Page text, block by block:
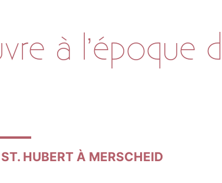
à l’époque
HUBERT À MERSCHEID